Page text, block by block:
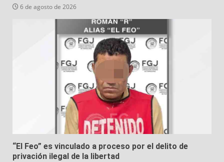
6 de agosto de 2026
“El Feo” es vinculado a proceso por el delito de
privación ilegal de la libertad